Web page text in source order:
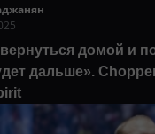
домой и
дальше».